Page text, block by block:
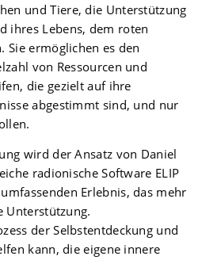
und Tiere, die Unterstützung
ihres Lebens, dem roten
Sie ermöglichen es den
von Ressourcen und
die gezielt auf ihre
abgestimmt sind, und nur
wird der Ansatz von Daniel
radionische Software ELIP
Erlebnis, das mehr
Unterstützung.
der Selbstentdeckung und
kann, die eigene innere